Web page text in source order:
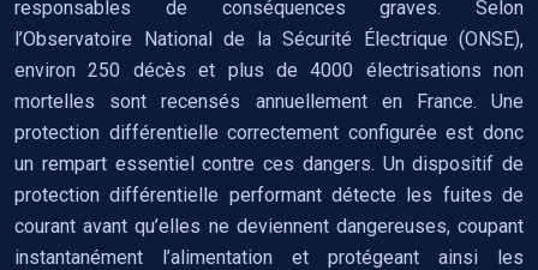
responsables de conséquences graves. Selon
l’Observatoire National de la Sécurité Électrique (ONSE),
environ 250 décès et plus de 4000 électrisations non
mortelles sont recensés annuellement en France. Une
protection différentielle correctement configurée est donc
un rempart essentiel contre ces dangers. Un dispositif de
protection différentielle performant détecte les fuites de
courant avant qu’elles ne deviennent dangereuses, coupant
instantanément l’alimentation et protégeant ainsi les